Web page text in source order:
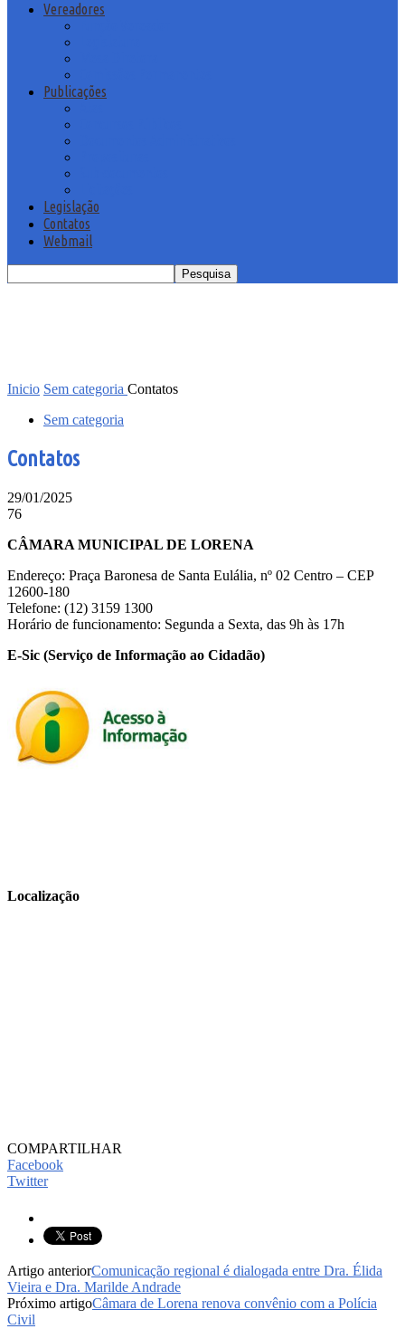
Vereadores
Publicações
Legislação
Contatos
Webmail
Inicio Sem categoria Contatos
Sem categoria
Contatos
29/01/2025
76
CÂMARA MUNICIPAL DE LORENA
Endereço: Praça Baronesa de Santa Eulália, nº 02 Centro – CEP
12600-180
Telefone: (12) 3159 1300
Horário de funcionamento: Segunda a Sexta, das 9h às 17h
E-Sic (Serviço de Informação ao Cidadão)
Localização
COMPARTILHAR
Facebook
Twitter
Artigo anteriorComunicação regional é dialogada entre Dra. Élida
Vieira e Dra. Marilde Andrade
Próximo artigoCâmara de Lorena renova convênio com a Polícia
Civil